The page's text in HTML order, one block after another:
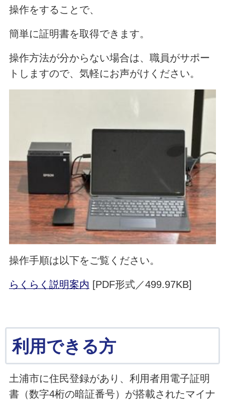
操作をすることで、
簡単に証明書を取得できます。
操作方法が分からない場合は、職員がサポー
トしますので、気軽にお声がけください。
操作手順は以下をご覧ください。
らくらく説明案内 [PDF形式／499.97KB]
利用できる方
土浦市に住民登録があり、利用者用電子証明
書（数字4桁の暗証番号）が搭載されたマイナ